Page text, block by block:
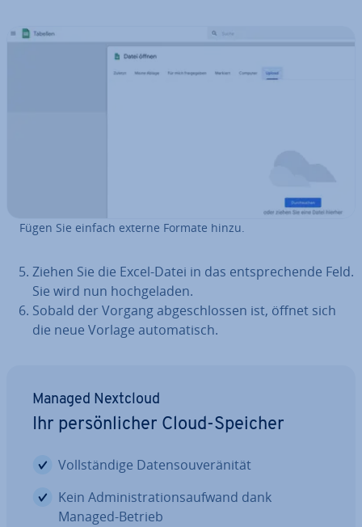
Fügen Sie einfach externe Formate hinzu.
Ziehen Sie die Excel-Datei in das ent­spre­chen­de Feld.
Sie wird nun hoch­ge­la­den.
Sobald der Vorgang ab­ge­schlos­sen ist, öffnet sich
die neue Vorlage au­to­ma­tisch.
Managed Nextcloud
Ihr per­sön­li­cher Cloud-Speicher
Voll­stän­di­ge Da­ten­sou­ve­rä­ni­tät
Kein Ad­mi­nis­tra­ti­ons­auf­wand dank
Managed-Betrieb